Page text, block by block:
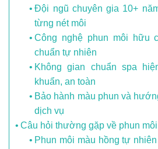
Đội ngũ chuyên gia 10+
từng nét môi
Công nghệ phun môi hữu
chuẩn tự nhiên
Không gian chuẩn spa
khuẩn, an toàn
Bảo hành màu phun và
dịch vụ
Câu hỏi thường gặp về phun
Phun môi màu hồng tự